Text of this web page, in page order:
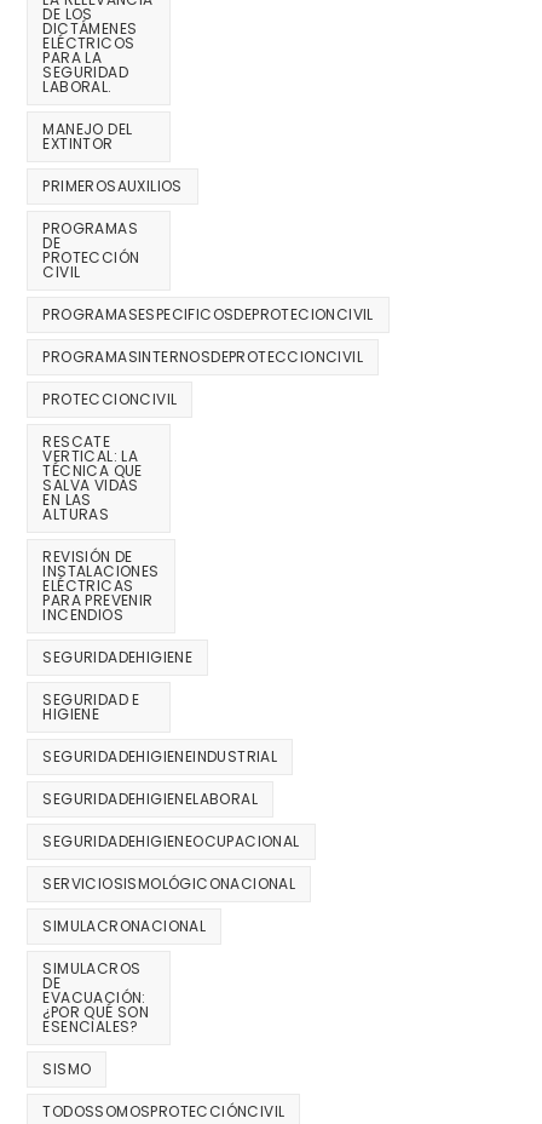
DE LOS
DICTÁMENES
ELÉCTRICOS
PARA LA
SEGURIDAD
LABORAL.
MANEJO DEL
EXTINTOR
PRIMEROSAUXILIOS
PROGRAMAS
DE
PROTECCIÓN
CIVIL
PROGRAMASESPECIFICOSDEPROTECIONCIVIL
PROGRAMASINTERNOSDEPROTECCIONCIVIL
PROTECCIONCIVIL
RESCATE
VERTICAL: LA
TÉCNICA QUE
SALVA VIDAS
EN LAS
ALTURAS
REVISIÓN DE
INSTALACIONES
ELÉCTRICAS
PARA PREVENIR
INCENDIOS
SEGURIDADEHIGIENE
SEGURIDAD E
HIGIENE
SEGURIDADEHIGIENEINDUSTRIAL
SEGURIDADEHIGIENELABORAL
SEGURIDADEHIGIENEOCUPACIONAL
SERVICIOSISMOLÓGICONACIONAL
SIMULACRONACIONAL
SIMULACROS
DE
EVACUACIÓN:
¿POR QUÉ SON
ESENCIALES?
SISMO
TODOSSOMOSPROTECCIÓNCIVIL